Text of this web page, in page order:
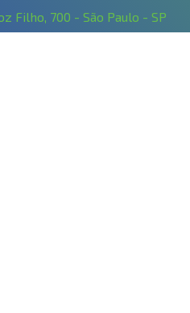
Filho, 700 - São Paulo - SP